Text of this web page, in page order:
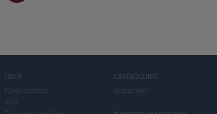
ÜBER
Kontaktanfrage
AGB
GASTROGUIDE
Deutschland